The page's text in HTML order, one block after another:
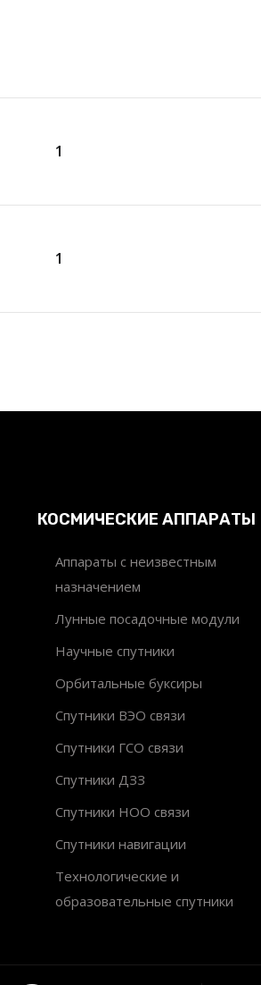
1
1
КОСМИЧЕСКИЕ АППАРАТЫ
Аппараты с неизвестным
назначением
Лунные посадочные модули
Научные спутники
Орбитальные буксиры
Спутники ВЭО связи
Спутники ГСО связи
Спутники ДЗЗ
Спутники НОО связи
Спутники навигации
Технологические и
образовательные спутники